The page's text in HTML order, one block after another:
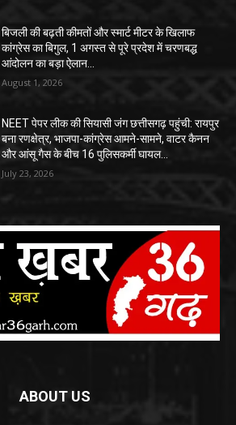
बिजली की बढ़ती कीमतों और स्मार्ट मीटर के खिलाफ
कांग्रेस का बिगुल, 1 अगस्त से पूरे प्रदेश में चरणबद्ध
आंदोलन का बड़ा ऐलान…
August 1, 2026
NEET पेपर लीक की सियासी जंग छत्तीसगढ़ पहुंची: रायपुर
बना रणक्षेत्र, भाजपा-कांग्रेस आमने-सामने, वाटर कैनन
और आंसू गैस के बीच 16 पुलिसकर्मी घायल…
July 23, 2026
ABOUT US